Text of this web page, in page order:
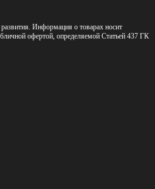
Информация о товарах носит
офертой, определяемой Статьей 437 ГК